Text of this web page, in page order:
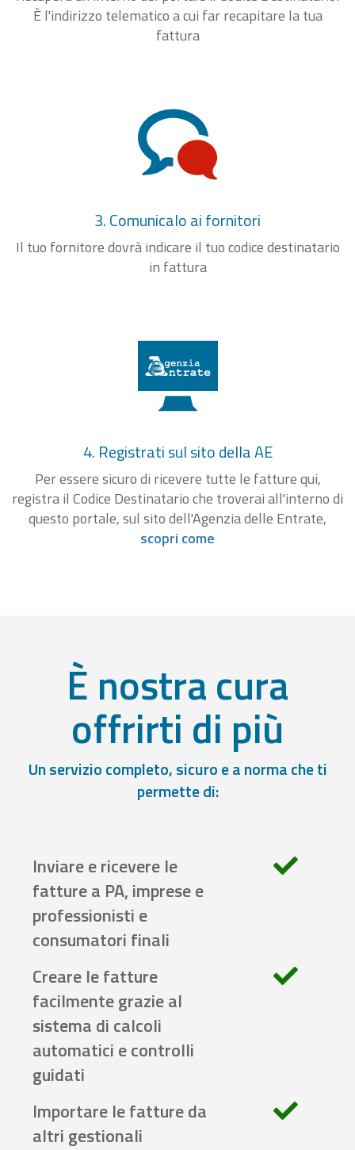
È l'indirizzo telematico a cui far recapitare la tua
fattura
3. Comunicalo ai fornitori
Il tuo fornitore dovrà indicare il tuo codice destinatario
in fattura
4. Registrati sul sito della AE
Per essere sicuro di ricevere tutte le fatture qui,
registra il Codice Destinatario che troverai all'interno di
questo portale, sul sito dell'Agenzia delle Entrate,
scopri come
È nostra cura
offrirti di più
Un servizio completo, sicuro e a norma che ti
permette di:
Inviare e ricevere le
fatture a PA, imprese e
professionisti e
consumatori finali
Creare le fatture
facilmente grazie al
sistema di calcoli
automatici e controlli
guidati
Importare le fatture da
altri gestionali